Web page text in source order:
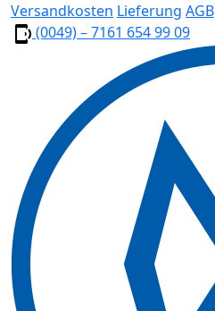
Versandkosten Lieferung AGB
(0049) – 7161 654 99 09